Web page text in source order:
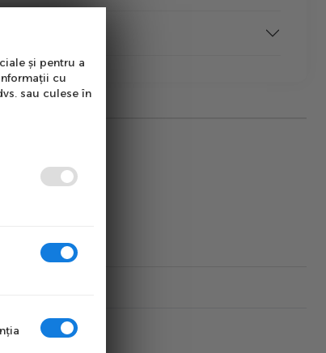
și pentru a
cu
sau culese în